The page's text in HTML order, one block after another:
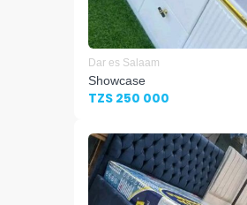
Dar es Salaam
Showcase
TZS 250 000